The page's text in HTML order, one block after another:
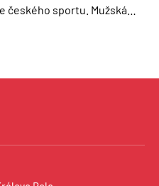
českého sportu. Mužská…